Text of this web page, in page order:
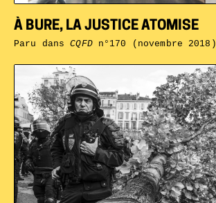
À BURE, LA JUSTICE ATOMISE
Paru dansCQFDn°170 (novembre 2018)